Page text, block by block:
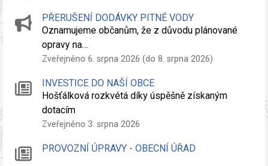
PŘERUŠENÍ DODÁVKY PITNÉ VODY
Oznamujeme občanům, že z důvodu plánované
opravy na…
Zveřejněno 6. srpna 2026 (do 8. srpna 2026)
INVESTICE DO NAŠÍ OBCE
Hošťálková rozkvétá díky úspěšně získaným
dotacím
Zveřejněno 3. srpna 2026
PROVOZNÍ ÚPRAVY - OBECNÍ ÚŘAD